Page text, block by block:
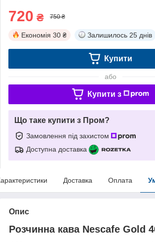
720 ₴ 750 ₴
Економія 30 ₴ Залишилось 25 днів
Купити
або
Купити з
Що таке купити з Пром?
Замовлення під захистом
Доступна доставка
Доставка Оплата
Опис
Розчинна кава Nescafe Gold